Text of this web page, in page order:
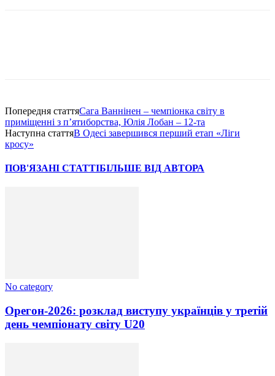
Попередня статтяСага Ваннінен – чемпіонка світу в
приміщенні з п’ятиборства, Юлія Лобан – 12-та
Наступна статтяВ Одесі завершився перший етап «Ліги
кросу»
ПОВ'ЯЗАНІ СТАТТІБІЛЬШЕ ВІД АВТОРА
No category
Орегон-2026: розклад виступу українців у третій
день чемпіонату світу U20